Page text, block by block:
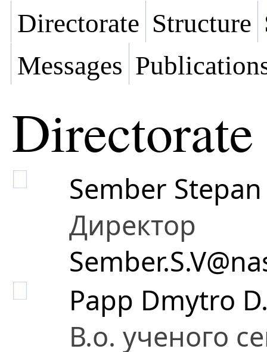
Directorate Structure
Messages
Directorate
Sember Stepan
Директор
Papp Dmytro
В.о. ученого